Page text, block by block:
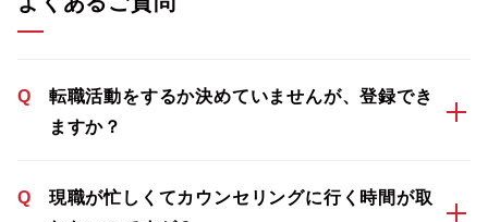
Q
転職活動をするか決めていませんが、登録でき
ますか？
Q
現職が忙しくてカウンセリングに行く時間が取